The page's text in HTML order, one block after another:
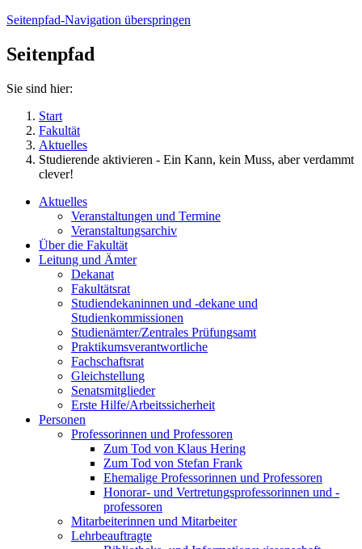
Seitenpfad-Navigation überspringen
Seitenpfad
Sie sind hier:
Start
Fakultät
Aktuelles
Studierende aktivieren - Ein Kann, kein Muss, aber verdammt
clever!
Aktuelles
Veranstaltungen und Termine
Veranstaltungsarchiv
Über die Fakultät
Leitung und Ämter
Dekanat
Fakultätsrat
Studiendekaninnen und -dekane und
Studienkommissionen
Studienämter/Zentrales Prüfungsamt
Praktikumsverantwortliche
Fachschaftsrat
Gleichstellung
Senatsmitglieder
Erste Hilfe/Arbeitssicherheit
Personen
Professorinnen und Professoren
Zum Tod von Klaus Hering
Zum Tod von Stefan Frank
Ehemalige Professorinnen und Professoren
Honorar- und Vertretungsprofessorinnen und -
professoren
Mitarbeiterinnen und Mitarbeiter
Lehrbeauftragte